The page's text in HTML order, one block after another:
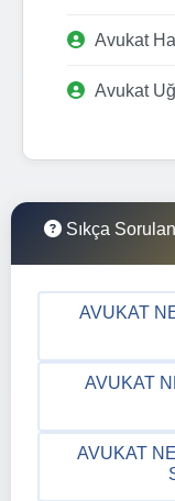
Avukat
Avukat
Sıkça
AVUKAT
AVUKAT
AVUKAT